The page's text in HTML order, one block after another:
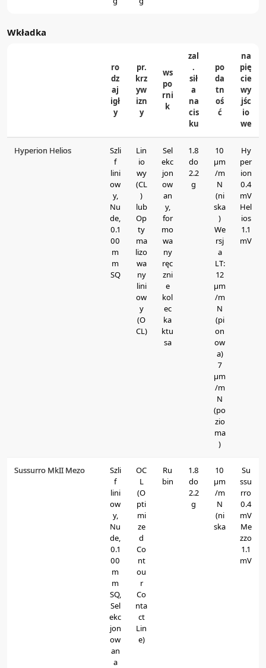
Wkładka
ro
dz
aj
igł
y
pr.
krz
yw
izn
y
ws
po
rni
k
zal
.
sił
a
na
cis
ku
po
da
tn
oś
ć
na
pię
cie
wy
jśc
io
we
Hyperion Helios
Szli
f
lini
ow
y,
Nu
de,
0.1
00
m
m
SQ
Lin
io
wy
(CL
)
lub
Op
ty
ma
lizo
wa
ny
lini
ow
y
(O
CL)
Sel
ekc
jon
ow
an
y,
for
mo
wa
ny
ręc
zni
e
kol
ec
ka
ktu
sa
1.8
do
2.2
g
10
μm
/m
N
(ni
ska
)
We
rsj
a
LT:
12
μm
/m
N
(pi
on
ow
a)
7
μm
/m
N
(po
zio
ma
)
Hy
per
ion
0.4
mV
Hel
ios
1.1
mV
Sussurro MkII Mezo
Szli
f
lini
ow
y,
Nu
de,
0.1
00
m
m
SQ,
Sel
ekc
jon
ow
an
a
OC
L
(O
pti
mi
ze
d
Co
nt
ou
r
Co
nta
ct
Lin
e)
Ru
bin
1.8
do
2.2
g
10
μm
/m
N
(ni
ska
Su
ssu
rro
0.4
mV
Me
zzo
1.1
mV